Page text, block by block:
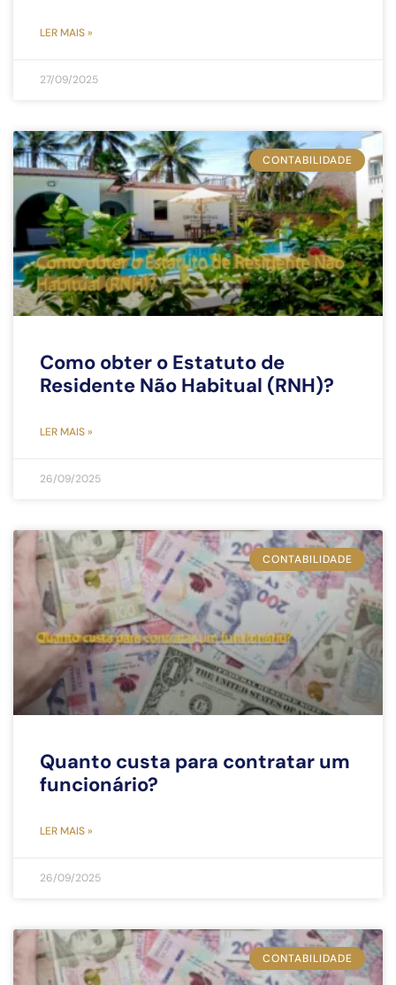
LER MAIS »
27/09/2025
CONTABILIDADE
Como obter o Estatuto de
Residente Não Habitual (RNH)?
LER MAIS »
26/09/2025
CONTABILIDADE
Quanto custa para contratar um
funcionário?
LER MAIS »
26/09/2025
CONTABILIDADE